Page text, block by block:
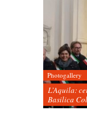
Photogallery
L’Aquila:
Basilica